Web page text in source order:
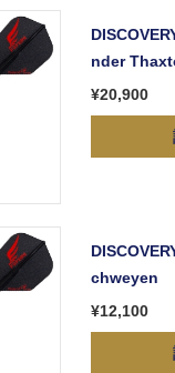
nder
¥20,900
chweyen
¥12,100